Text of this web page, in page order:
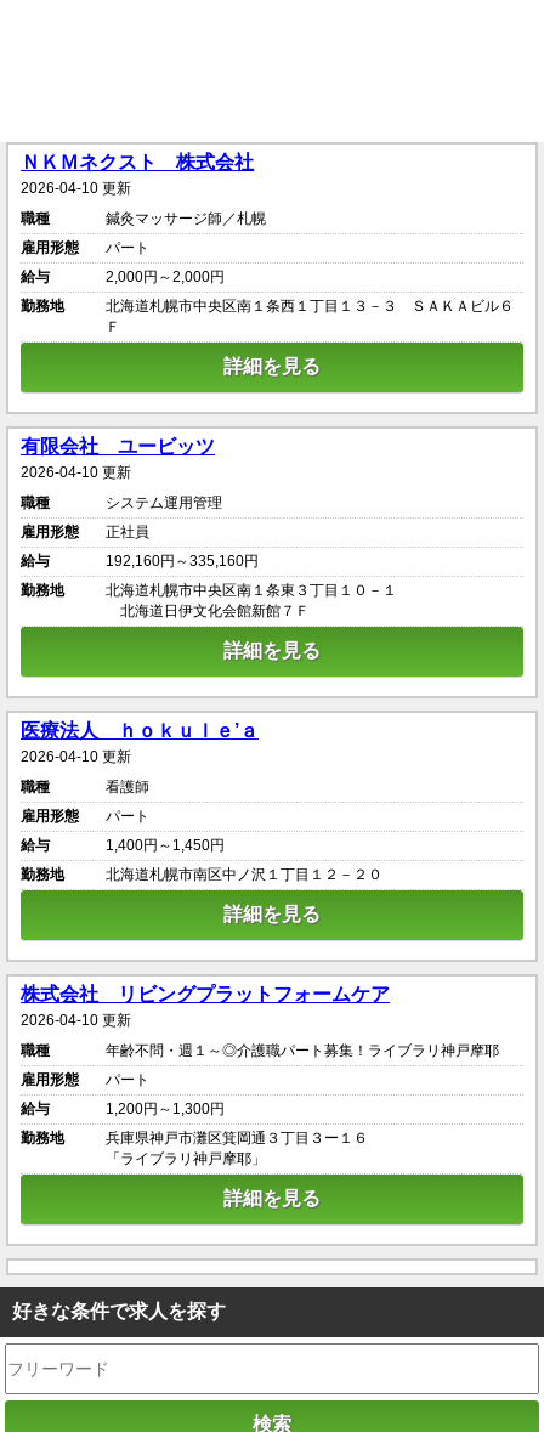
ＮＫＭネクスト 株式会社
2026-04-10 更新
職種
鍼灸マッサージ師／札幌
雇用形態
パート
給与
2,000円～2,000円
勤務地
北海道札幌市中央区南１条西１丁目１３－３ ＳＡＫＡビル６
Ｆ
詳細を見る
有限会社 ユービッツ
2026-04-10 更新
職種
システム運用管理
雇用形態
正社員
給与
192,160円～335,160円
勤務地
北海道札幌市中央区南１条東３丁目１０－１
北海道日伊文化会館新館７Ｆ
詳細を見る
医療法人 ｈｏｋｕｌｅ’ａ
2026-04-10 更新
職種
看護師
雇用形態
パート
給与
1,400円～1,450円
勤務地
北海道札幌市南区中ノ沢１丁目１２－２０
詳細を見る
株式会社 リビングプラットフォームケア
2026-04-10 更新
職種
年齢不問・週１～◎介護職パート募集！ライブラリ神戸摩耶
雇用形態
パート
給与
1,200円～1,300円
勤務地
兵庫県神戸市灘区箕岡通３丁目３ー１６
「ライブラリ神戸摩耶」
詳細を見る
好きな条件で求人を探す